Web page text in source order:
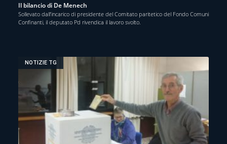
Il bilancio di De Menech
Sollevato dall’incarico di presidente del Comitato paritetico del Fondo Comuni
Confinanti, il deputato Pd rivendica il lavoro svolto.
NOTIZIE TG